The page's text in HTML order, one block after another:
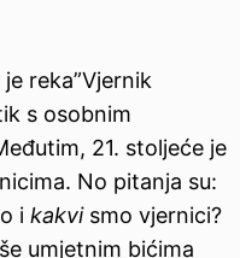
je reka”Vjernik
s osobnim
21. stoljeće je
No pitanja su:
i kakvismo vjernici?
umjetnim bićima